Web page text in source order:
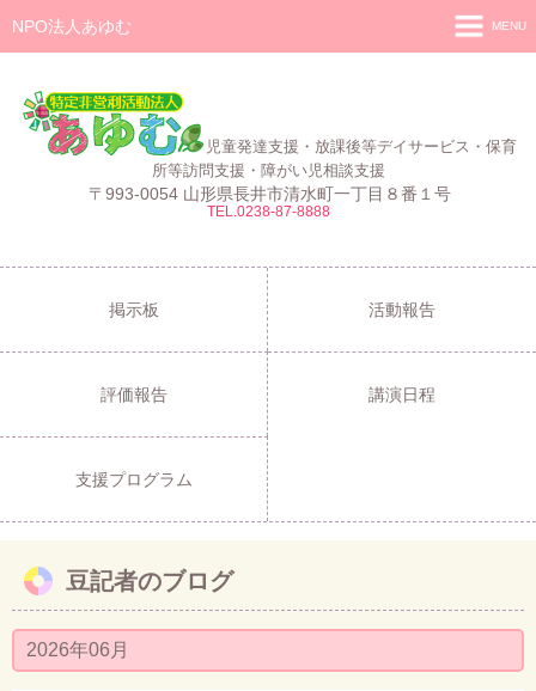
NPO法人あゆむ
児童発達支援・放課後等デイサービス・保育
所等訪問支援・障がい児相談支援
〒993-0054 山形県長井市清水町一丁目８番１号
TEL.0238-87-8888
MENU
施設紹介
あゆむZIBUN LABO
サービス内容
支援プログラム
ご利用について
採用情報
お問い合わせ
掲示板 活動報告
評価報告 講演日程
支援プログラム
豆記者のブログ
2026年06月